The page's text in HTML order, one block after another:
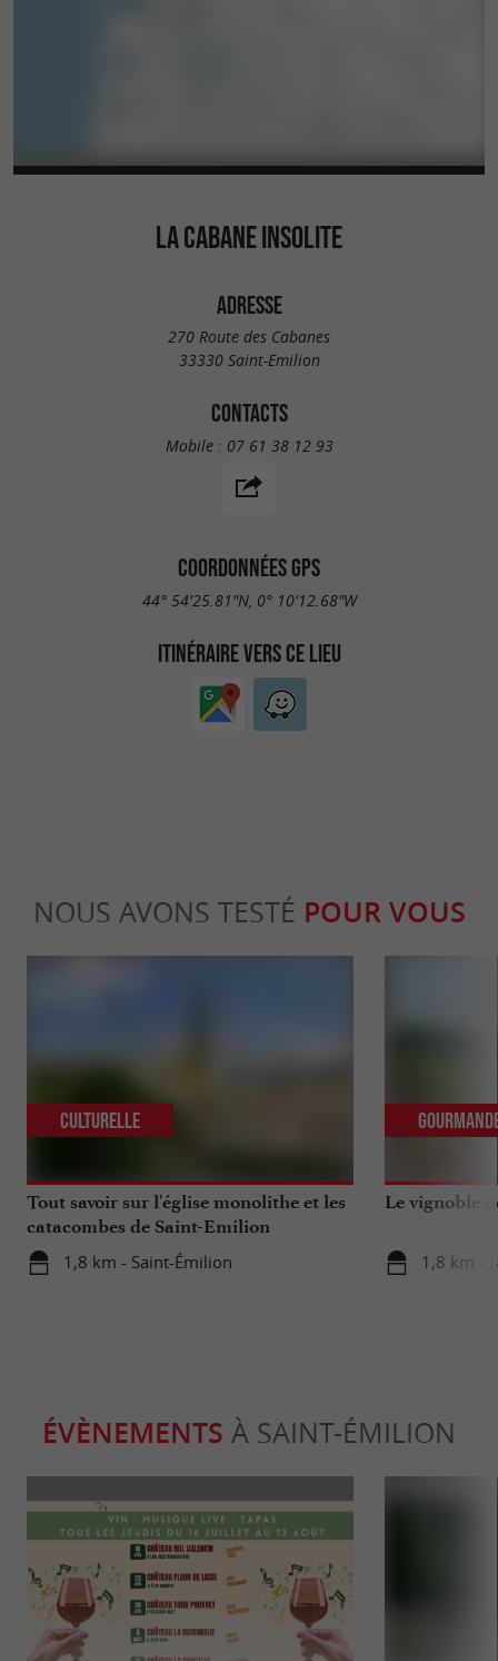
LA CABANE INSOLITE
ADRESSE
270 Route des Cabanes
33330 Saint-Emilion
CONTACTS
Mobile : 07 61 38 12 93
COORDONNÉES GPS
44° 54'25.81"N, 0° 10'12.68"W
ITINÉRAIRE VERS CE LIEU
NOUS AVONS TESTÉ POUR VOUS
Tout savoir sur l'église monolithe et les
catacombes de Saint-Emilion
1,8 km - Saint-Émilion
Culturelle
Le vignoble
1,8 km -
ÉVÈNEMENTS À SAINT-ÉMILION